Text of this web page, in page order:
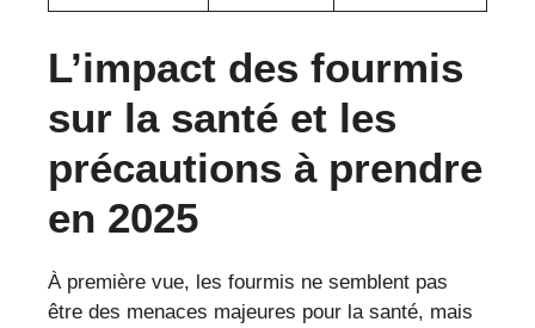
L’impact des fourmis
sur la santé et les
précautions à prendre
en 2025
À première vue, les fourmis ne semblent pas
être des menaces majeures pour la santé, mais